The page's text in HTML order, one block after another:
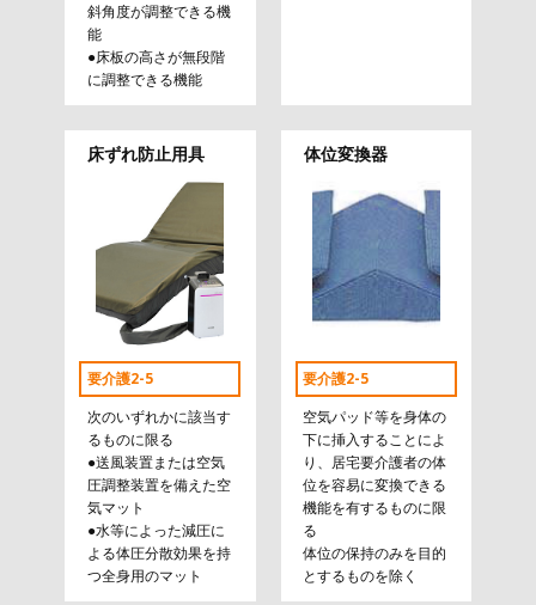
斜角度が調整できる機
能
●床板の高さが無段階
に調整できる機能
床ずれ防止用具
要介護2-5
次のいずれかに該当す
るものに限る
●送風装置または空気
圧調整装置を備えた空
気マット
●水等によった減圧に
よる体圧分散効果を持
つ全身用のマット
体位変換器
要介護2-5
空気パッド等を身体の
下に挿入することによ
り、居宅要介護者の体
位を容易に変換できる
機能を有するものに限
る
体位の保持のみを目的
とするものを除く